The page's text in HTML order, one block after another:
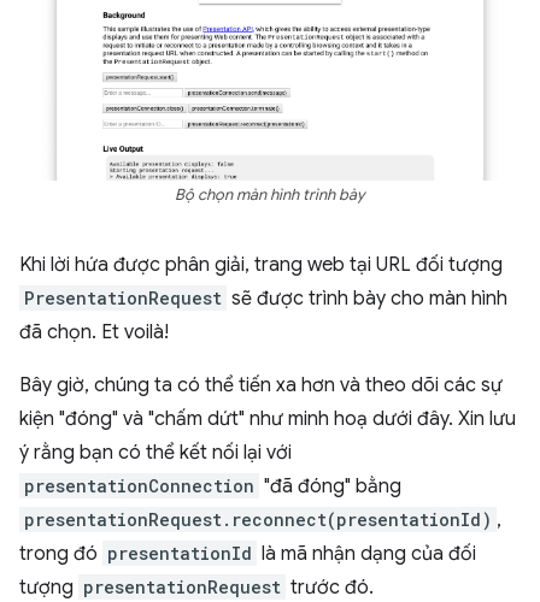
Bộ chọn màn hình trình bày
Khi lời hứa được phân giải, trang web tại URL đối tượng
PresentationRequest sẽ được trình bày cho màn hình
đã chọn. Et voilà!
Bây giờ, chúng ta có thể tiến xa hơn và theo dõi các sự
kiện "đóng" và "chấm dứt" như minh hoạ dưới đây. Xin lưu
ý rằng bạn có thể kết nối lại với
presentationConnection "đã đóng" bằng
presentationRequest.reconnect(presentationId) ,
trong đó presentationId là mã nhận dạng của đối
tượng presentationRequest trước đó.